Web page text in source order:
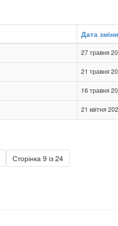
Дата зміни
27 травня
21 травня
16 травня
21 квітня
Сторінка 9 із 24